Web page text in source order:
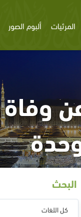
المرئيات ألبوم الصور
البحث
كل اللغات